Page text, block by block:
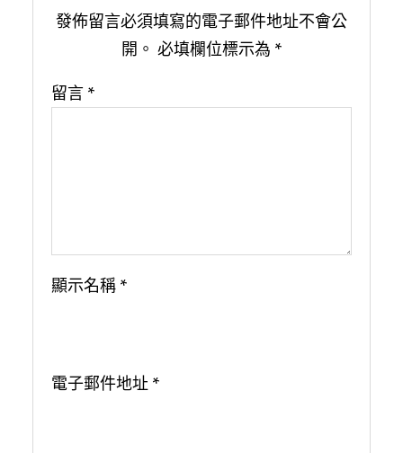
發佈留言必須填寫的電子郵件地址不會公
開。 必填欄位標示為 *
留言 *
顯示名稱 *
電子郵件地址 *